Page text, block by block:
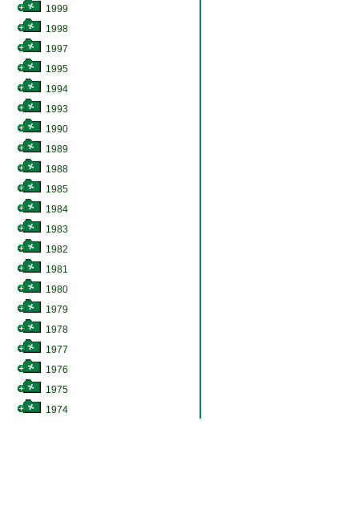
1999
1998
1997
1995
1994
1993
1990
1989
1988
1985
1984
1983
1982
1981
1980
1979
1978
1977
1976
1975
1974